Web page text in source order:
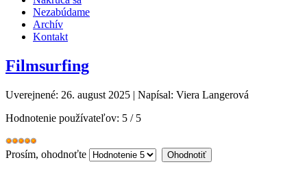
Nezabúdame
Archív
Kontakt
Filmsurfing
Uverejnené: 26. august 2025 | Napísal: Viera Langerová
Hodnotenie používateľov: 5 / 5
Prosím, ohodnoťte